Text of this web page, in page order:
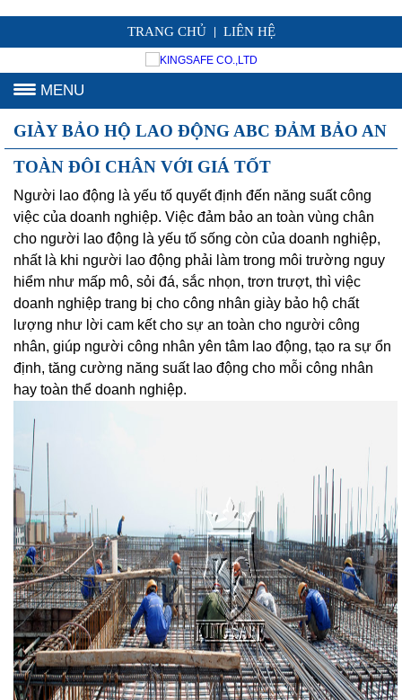
TRANG CHỦ LIÊN HỆ
MENU
GIÀY BẢO HỘ LAO ĐỘNG ABC ĐẢM BẢO AN
TOÀN ĐÔI CHÂN VỚI GIÁ TỐT
Người lao động là yếu tố quyết định đến năng suất công
việc của doanh nghiệp. Việc đảm bảo an toàn vùng chân
cho người lao động là yếu tố sống còn của doanh nghiệp,
nhất là khi người lao động phải làm trong môi trường nguy
hiểm như mấp mô, sỏi đá, sắc nhọn, trơn trượt, thì việc
doanh nghiệp trang bị cho công nhân giày bảo hộ chất
lượng như lời cam kết cho sự an toàn cho người công
nhân, giúp người công nhân yên tâm lao động, tạo ra sự ổn
định, tăng cường năng suất lao động cho mỗi công nhân
hay toàn thể doanh nghiệp.